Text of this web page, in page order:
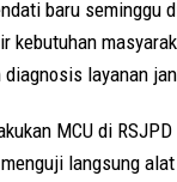
baru seminggu
kebutuhan
layanan
MCU di
langsung